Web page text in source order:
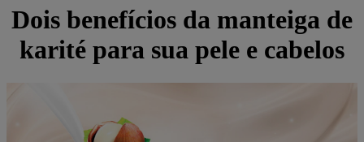
Dois benefícios da manteiga de
karité para sua pele e cabelos